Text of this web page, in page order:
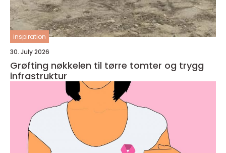
inspiration
30. July 2026
Grøfting nøkkelen til tørre tomter og trygg
infrastruktur